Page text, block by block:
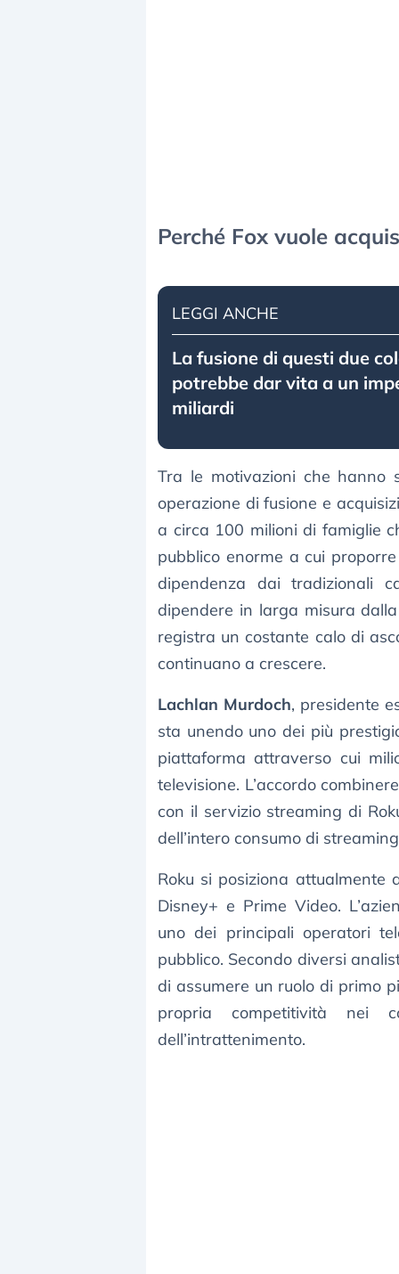
Perché Fox vuole
LEGGI ANCHE
La fusione di questi due
potrebbe dar vita a un
miliardi
Tra le motivazioni che hanno
operazione di fusione e
a circa 100 milioni di famiglie
pubblico enorme a cui
dipendenza dai tradizionali
dipendere in larga misura
registra un costante calo di
continuano a crescere.
Lachlan Murdoch, presidente
sta unendo uno dei più
piattaforma attraverso cui
televisione. L’accordo
con il servizio streaming di
dell’intero consumo di
Roku si posiziona attualmente
Disney+ e Prime Video.
uno dei principali operatori
pubblico. Secondo diversi
di assumere un ruolo di primo
propria competitività nei
dell’intrattenimento.